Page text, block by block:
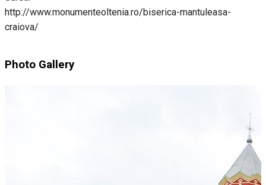
http://www.monumenteoltenia.ro/biserica-mantuleasa-
craiova/
Photo Gallery